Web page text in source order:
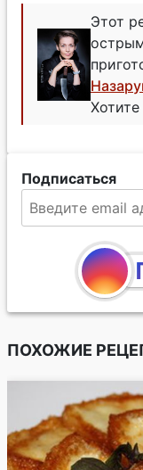
Этот
Подписаться
ПОХОЖИЕ